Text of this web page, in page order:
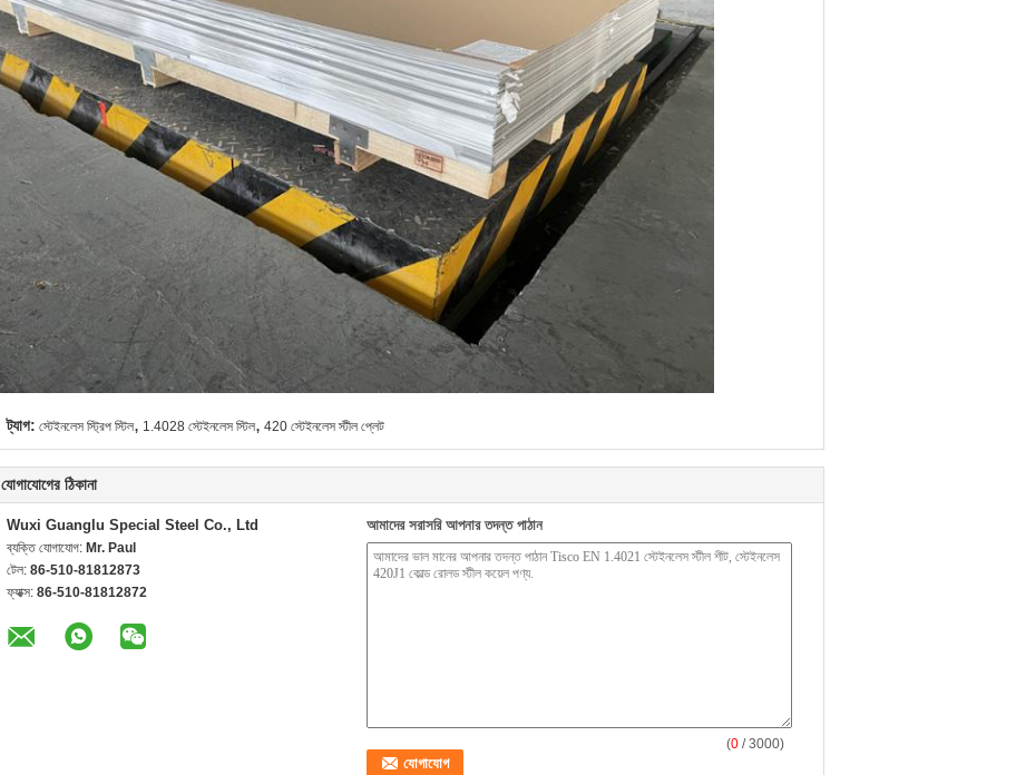
ট্যাগ: স্টেইনলেস স্ট্রিপ স্টিল, 1.4028 স্টেইনলেস স্টিল, 420 স্টেইনলেস স্টীল প্লেট
যোগাযোগের ঠিকানা
Wuxi Guanglu Special Steel Co., Ltd
ব্যক্তি যোগাযোগ: Mr. Paul
টেল: 86-510-81812873
ফ্যাক্স: 86-510-81812872
আমাদের সরাসরি আপনার তদন্ত পাঠান
(0 / 3000)